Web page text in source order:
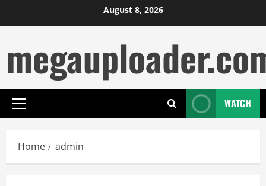
to
August 8, 2026
Primary
WATCH
Home admin